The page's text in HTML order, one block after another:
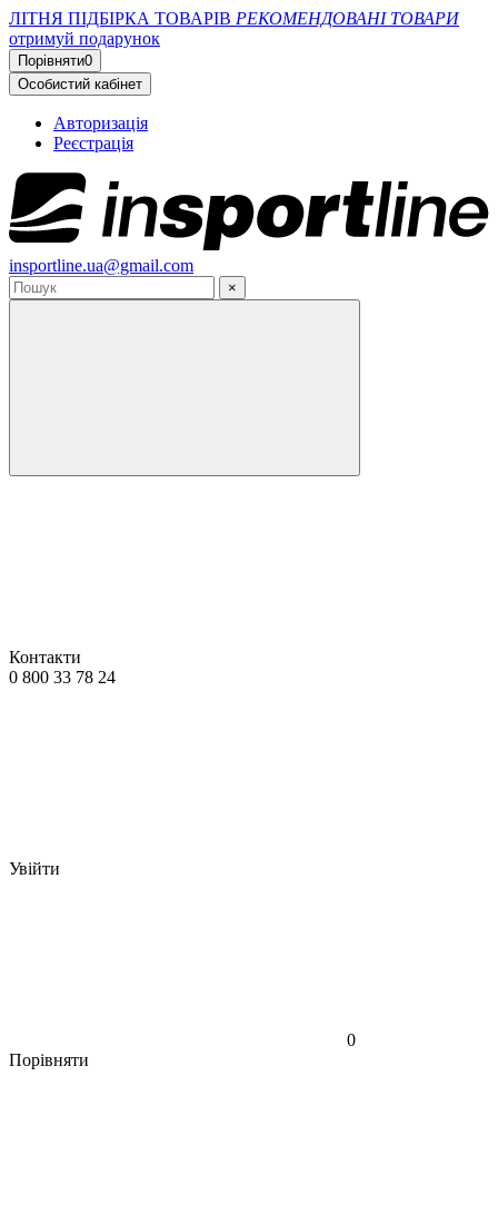
ЛІТНЯ ПІДБІРКА ТОВАРІВ РЕКОМЕНДОВАНІ ТОВАРИ
отримуй подарунок
Порівняти0
Особистий кабінет
Авторизація
Реєстрація
insportline.ua@gmail.com
×
Контакти
0 800 33 78 24
Увійти
0
Порівняти